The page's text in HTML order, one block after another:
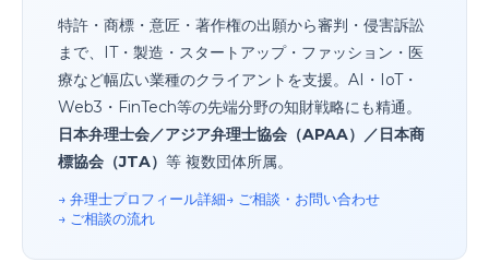
特許・商標・意匠・著作権の出願から審判・侵害訴訟
まで、IT・製造・スタートアップ・ファッション・医
療など幅広い業種のクライアントを支援。AI・IoT・
Web3・FinTech等の先端分野の知財戦略にも精通。
日本弁理士会／アジア弁理士協会（APAA）／日本商
標協会（JTA） 等 複数団体所属。
→ 弁理士プロフィール詳細→ ご相談・お問い合わせ
→ ご相談の流れ